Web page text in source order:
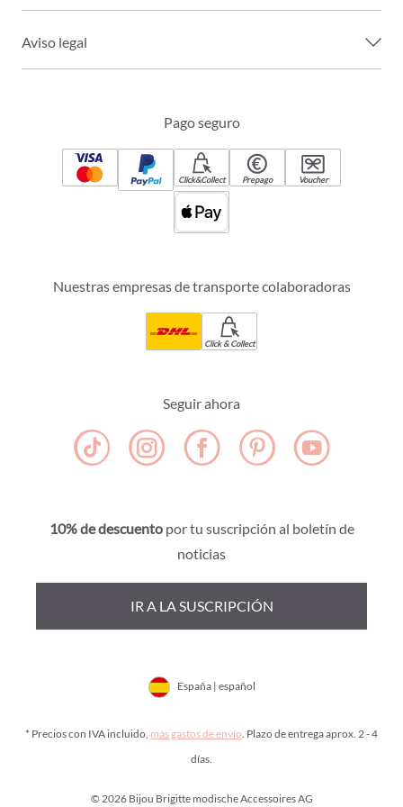
Aviso legal
Pago seguro
Click&Collect Prepago Voucher
Nuestras empresas de transporte colaboradoras
Click & Collect
Seguir ahora
10% de descuentopor tu suscripción al boletín de
noticias
IR A LA SUSCRIPCIÓN
España | español
* Precios con IVA incluido, más gastos de envío. Plazo de entrega aprox. 2 - 4
días.
© 2026 Bijou Brigitte modische Accessoires AG